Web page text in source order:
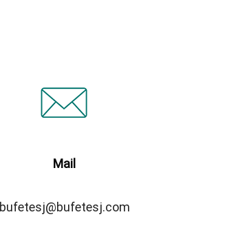
Mail
bufetesj@bufetesj.com